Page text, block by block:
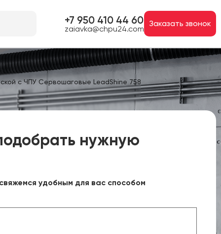
+7 950 410 44 60
zaiavka@chpu24.com
Заказать звонок
с ЧПУ Сервошаговые LeadShine 758
нужную
удобным для вас способом